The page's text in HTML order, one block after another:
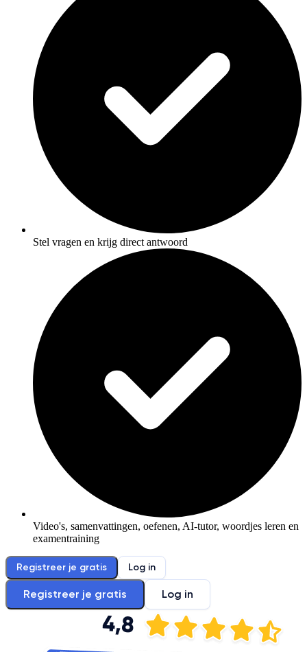
Stel vragen en krijg direct antwoord
Video's, samenvattingen, oefenen, AI-tutor, woordjes leren en
examentraining
Registreer je gratis Log in
Registreer je gratis Log in